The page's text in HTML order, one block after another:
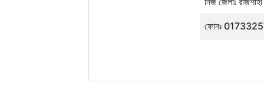
ফোনঃ